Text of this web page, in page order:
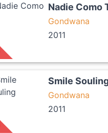
Nadie Como
Gondwana
2011
Smile
Gondwana
2011